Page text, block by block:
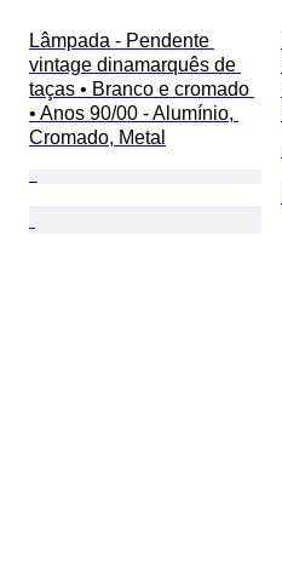
Lâmpada - Pendente
vintage dinamarquês de
taças • Branco e cromado
• Anos 90/00 - Alumínio,
Cromado, Metal